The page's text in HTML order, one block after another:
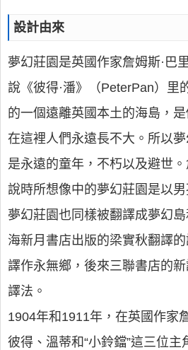
設計由來
夢幻莊園是英國作家詹姆斯·巴
說《彼得·潘》（PeterPan）里
的一個遠離英國本土的海島，
在這裡人們永遠長不大。所以
是永遠的童年，不朽以及避世
說時所想像中的夢幻莊園是以
夢幻莊園也同樣被翻譯成夢幻
海新月書店出版的梁實秋翻譯
譯作永無鄉，後來三聯書店的
譯法。
1904年和1911年，在英國作家
彼得、溫蒂和“小鈴鐺”這三位主